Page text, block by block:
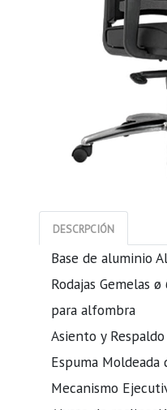
DESCRPCIÓN
Base de aluminio
Rodajas Gemelas
para alfombra
Asiento y Respaldo
Espuma Moldeada
Mecanismo